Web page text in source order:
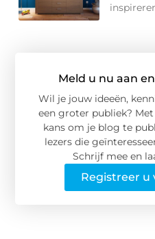
Meld u nu aan
Wil je jouw ideeën,
een groter publiek?
kans om je blog te
lezers die
Schrijf mee en
Registreer u